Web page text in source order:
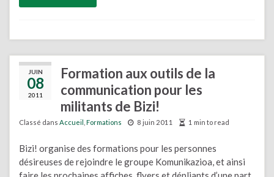
JUIN
08
2011
Formation aux outils de la
communication pour les
militants de Bizi!
Classé dans Accueil Formations 8 juin 2011 1 min to read
Bizi! organise des formations pour les personnes
désireuses de rejoindre le groupe Komunikazioa, et ainsi